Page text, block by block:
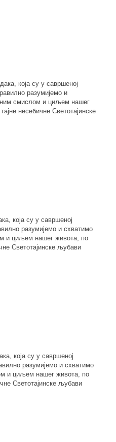
која су у савршеној
разумијемо и
смислом и циљем нашег
несебичне Светотајинске
која су у савршеној
разумијемо и схватимо
и циљем нашег живота, по
Светотајинске љубави
која су у савршеној
разумијемо и схватимо
и циљем нашег живота, по
Светотајинске љубави